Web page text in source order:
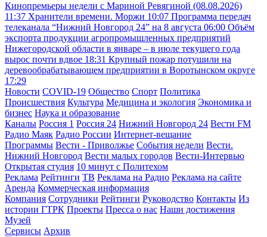
Кинопремьеры недели с Мариной Ревягиной (08.08.2026)
11:37 Хранители времени. Моржи 10:07 Программа передач
телеканала “Нижний Новгород 24” на 8 августа 06:00 Объём
экспорта продукции агропромышленных предприятий
Нижегородской области в январе – в июле текущего года
вырос почти вдвое 18:31 Крупный пожар потушили на
деревообрабатывающем предприятии в Воротынском округе
17:29
Новости COVID-19 Общество Спорт Политика
Происшествия Культура Медицина и экология Экономика и
бизнес Наука и образование
Каналы Россия 1 Россия 24 Нижний Новгород 24 Вести FM
Радио Маяк Радио России Интернет-вещание
Программы Вести - Приволжье События недели Вести.
Нижний Новгород Вести малых городов Вести-Интервью
Открытая студия 10 минут с Политехом
Реклама Рейтинги ТВ Реклама на Радио Реклама на сайте
Аренда Коммерческая информация
Компания Сотрудники Рейтинги Руководство Контакты Из
истории ГТРК Проекты Пресса о нас Наши достижения
Музей
Сервисы Архив